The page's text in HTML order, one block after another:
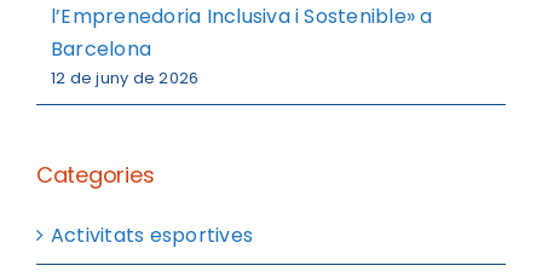
l’Emprenedoria Inclusiva i Sostenible» a
Barcelona
12 de juny de 2026
Categories
Activitats esportives